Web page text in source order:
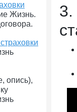
Жизнь.
опись),
3.